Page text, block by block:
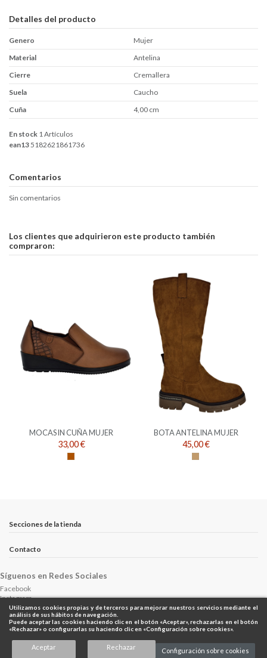
Utilizamos cookies propias y de terceros para mejorar nuestros servicios mediante el
análisis de sus hábitos de navegación.
Puede aceptar las cookies haciendo clic en el botón «Aceptar», rechazarlas en el botón
«Rechazar» o configurarlas su haciendo clic en «Configuración sobre cookies».
Aceptar Rechazar Configuración sobre cookies
Detalles del producto
Genero
Mujer
Material
Antelina
Cierre
Cremallera
Suela
Caucho
Cuña
4,00 cm
En stock 1 Artículos
ean13 5182621861736
Comentarios
Sin comentarios
Los clientes que adquirieron este producto también
compraron:
MOCASIN CUÑA MUJER
33,00 €
Cuero
BOTA ANTELINA MUJER
45,00 €
Camel
Secciones de la tienda
Contacto
Síguenos en Redes Sociales
Facebook
Instagram
Web "Painted by Moyele"